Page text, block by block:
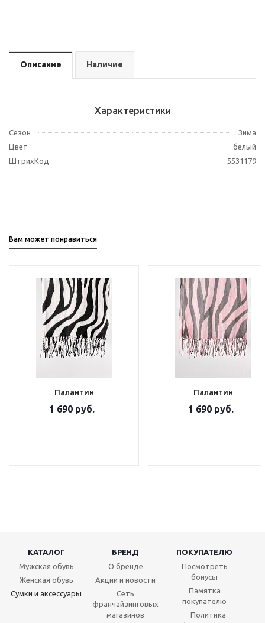
Описание Наличие
Характеристики
Сезон
Зима
Цвет
белый
ШтрихКод
5531179
Вам может понравиться
Палантин
1 690 руб.
Палантин
1 690 руб.
КАТАЛОГ БРЕНД
ПОКУПАТЕЛЮ
Мужская обувь
Женская обувь
Сумки и аксессуары
О бренде
Акции и новости
Сеть
франчайзинговых
магазинов
Посмотреть
бонусы
Памятка
покупателю
Политика